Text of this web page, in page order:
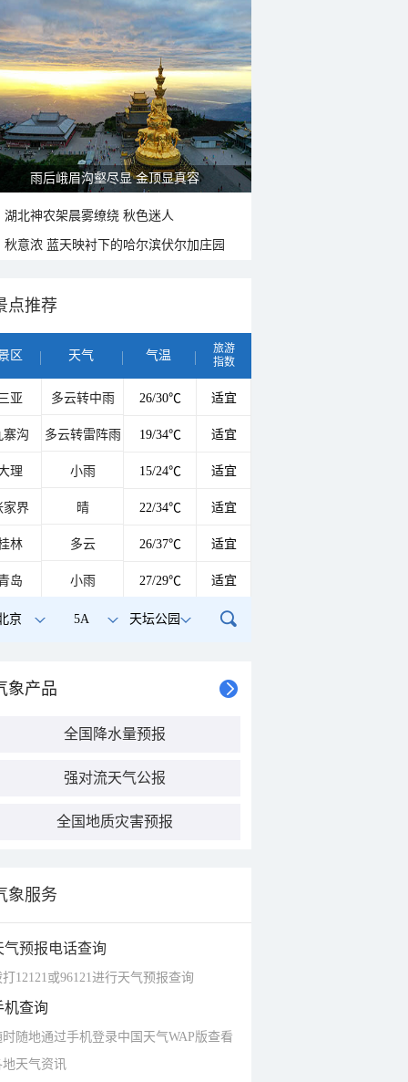
雨后峨眉沟壑尽显 金顶显真容
湖北神农架晨雾缭绕 秋色迷人
秋意浓 蓝天映衬下的哈尔滨伏尔加庄园
点推荐
区 天气 气温
旅游
指数
亚 多云转中雨 26/30℃ 适宜
寨沟 多云转雷阵雨 19/34℃ 适宜
理 小雨 15/24℃ 适宜
家界 晴 22/34℃ 适宜
林 多云 26/37℃ 适宜
岛 小雨 27/29℃ 适宜
京 5A 天坛公园
象产品
全国降水量预报
强对流天气公报
全国地质灾害预报
象服务
气预报电话查询
打12121或96121进行天气预报查询
机查询
时随地通过手机登录中国天气WAP版查看
地天气资讯